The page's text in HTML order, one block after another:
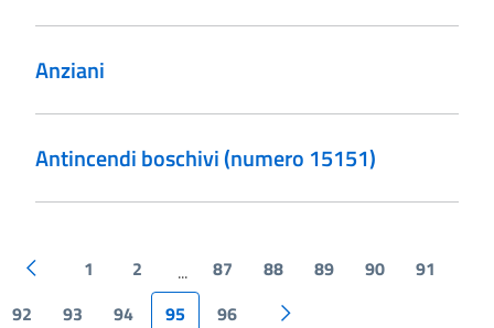
Anziani
Antincendi boschivi (numero 15151)
1 2 ... 87 88 89 90
91
92
93 94 95 96